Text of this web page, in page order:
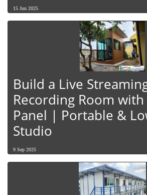
15 Jun 2025
Build a Live
Recording Room with
Panel | Portable &
Studio
9 Sep 2025